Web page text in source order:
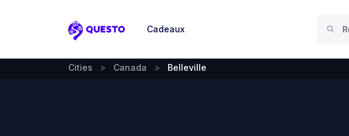
Questo
Cadeaux
Cities > Canada > Belleville